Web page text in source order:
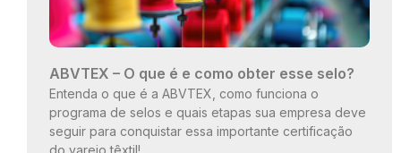
ABVTEX – O que é e como obter esse selo?
Entenda o que é a ABVTEX, como funciona o
programa de selos e quais etapas sua empresa deve
seguir para conquistar essa importante certificação